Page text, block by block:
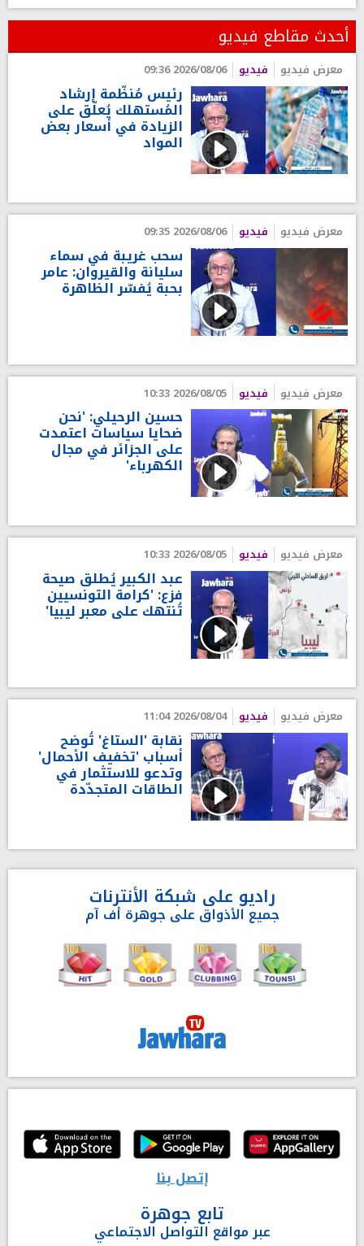
أحدث مقاطع فيديو
معرض فيديو فيديو 2026/08/06 09:36
رئيس مُنظّمة إرشاد
المُستهلك يُعلّق على
الزيادة في أسعار بعض
المواد
معرض فيديو فيديو 2026/08/06 09:35
سحب غريبة في سماء
سليانة والقيروان: عامر
بحبة يُفسّر الظاهرة
معرض فيديو فيديو 2026/08/05 10:33
حسين الرحيلي: 'نحن
ضحايا سياسات اعتمدت
على الجزائر في مجال
الكهرباء'
معرض فيديو فيديو 2026/08/05 10:33
عبد الكبير يُطلق صيحة
فزع: 'كرامة التونسيين
تُنتهك على معبر ليبيا'
معرض فيديو فيديو 2026/08/04 11:04
نقابة 'الستاغ' تُوضح
أسباب 'تخفيف الأحمال'
وتدعو للاستثمار في
الطاقات المتجدّدة
راديو على شبكة الأنترنات
جميع الأذواق على جوهرة أف آم
إتصل بنا
تابع جوهرة
عبر مواقع التواصل الاجتماعي